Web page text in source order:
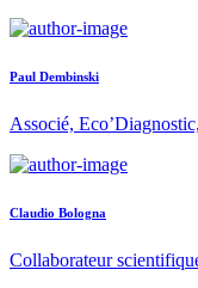
Paul Dembinski
Associé,
Claudio Bologna
Collaborateur